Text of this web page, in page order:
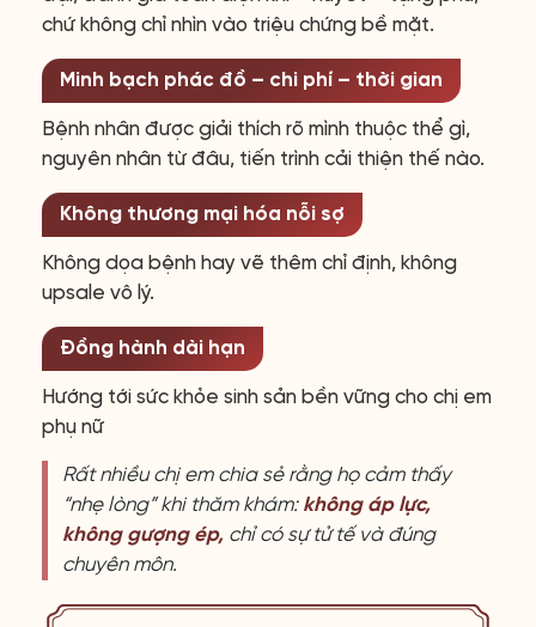
chứ không chỉ nhìn vào triệu chứng bề mặt.
Minh bạch phác đồ – chi phí – thời gian
Bệnh nhân được giải thích rõ mình thuộc thể gì,
nguyên nhân từ đâu, tiến trình cải thiện thế nào.
Không thương mại hóa nỗi sợ
Không dọa bệnh hay vẽ thêm chỉ định, không
upsale vô lý.
Đồng hành dài hạn
Hướng tới sức khỏe sinh sản bền vững cho chị em
phụ nữ
Rất nhiều chị em chia sẻ rằng họ cảm thấy
“nhẹ lòng” khi thăm khám: không áp lực,
không gượng ép, chỉ có sự tử tế và đúng
chuyên môn.